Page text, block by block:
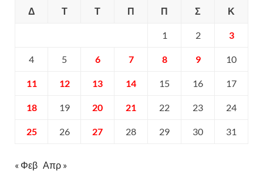
Δ
Τ Τ Π Π Σ Κ
1 2 3
4 5 6 7 8 9 10
11 12 13 14 15 16 17
18 19 20 21 22 23 24
25 26 27 28 29 30 31
« Φεβ Απρ »